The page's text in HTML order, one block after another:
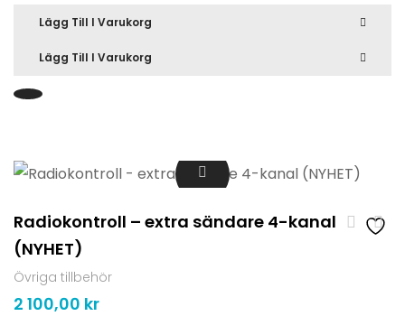
Lägg Till I Varukorg
Lägg Till I Varukorg
Radiokontroll – extra sändare 4-kanal
(NYHET)
Övriga tillbehör
2 100,00 kr